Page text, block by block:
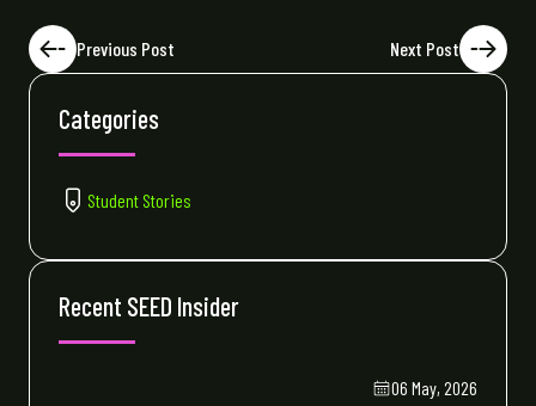
Previous Post Next Post
Categories
Student Stories
Recent SEED Insider
06 May, 2026